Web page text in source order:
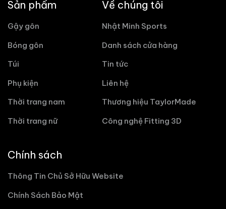
Sản phẩm
Gậy gôn
Bóng gôn
Túi
Phụ kiện
Thời trang nam
Thời trang nữ
Về chúng tôi
Nhật Minh Sports
Danh sách cửa hàng
Tin tức
Liên hệ
Thương hiệu TaylorMade
Công nghệ Fitting 3D
Chính sách
Thông Tin Chủ Sở Hữu Website
Chính Sách Bảo Mật